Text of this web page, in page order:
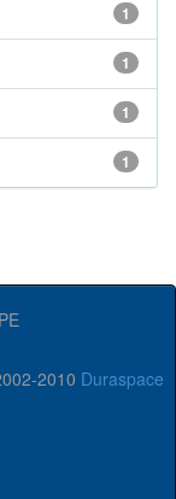
1
1
1
1
2010 Duraspace